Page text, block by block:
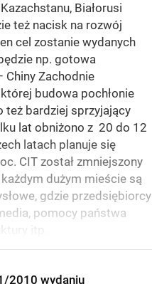
Białorusi
też nacisk na rozwój
cel zostanie wydanych
np. gotowa
Chiny Zachodnie
budowa pochłonie
też bardziej sprzyjający
lat obniżono z 20 do 12
latach planuje się
CIT został zmniejszony
dużym mieście są
gdzie przedsiębiorcy
pomocy państwa
itp.
2010 wydaniu